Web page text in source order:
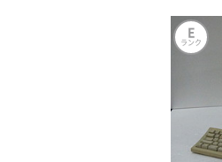
E
ランク